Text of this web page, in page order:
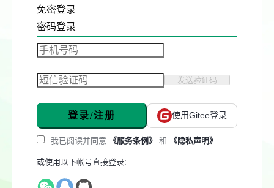
免密登录
密码登录
发送验证码
登录/注册 使用Gitee登录
我已阅读并同意 《服务条例》 和 《隐私声明》
或使用以下帐号直接登录: